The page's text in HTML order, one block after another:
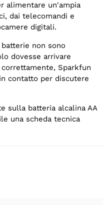
alimentare un'ampia
dai telecomandi e
digitali.
non sono
dovesse arrivare
Sparkfun
contatto per discutere
sulla batteria alcalina AA
una scheda tecnica